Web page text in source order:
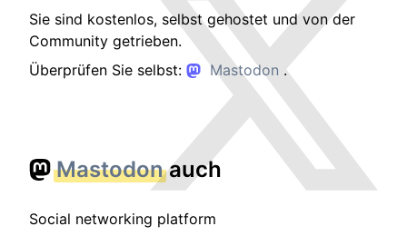
Sie sind kostenlos, selbst gehostet und von der
Community getrieben.
Überprüfen Sie selbst:
Mastodon .
Mastodonauch
Social networking platform